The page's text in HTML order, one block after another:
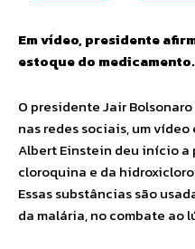
Em vídeo, presidente
estoque do medicamento.
O presidente Jair
nas redes sociais, um
Albert Einstein deu início a
cloroquina e da
Essas substâncias são
da malária, no combate ao